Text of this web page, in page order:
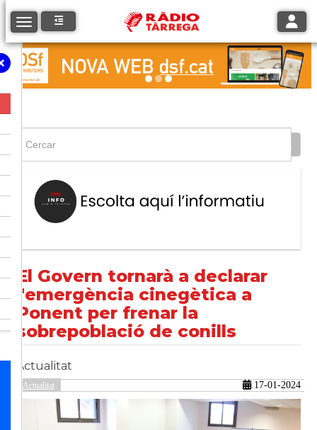
Toggle navigation
El Govern tornarà a declarar
l'emergència cinegètica a
Ponent per frenar la
sobrepoblació de conills
Actualitat
Actualitat 17-01-2024